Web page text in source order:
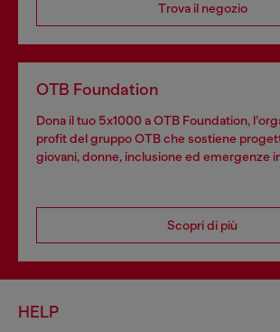
Trova il negozio
OTB Foundation
Dona il tuo 5x1000 a OTB Foundation,
profit del gruppo OTB che sostiene
giovani, donne, inclusione ed emergenze
Scopri di più
HELP